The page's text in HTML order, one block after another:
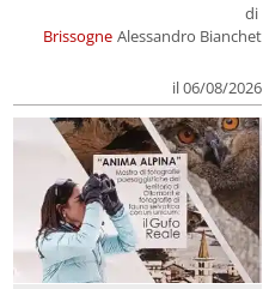
Brissogne
di
Alessandro Bianchet
il 06/08/2026